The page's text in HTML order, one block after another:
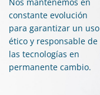
constante evolución
para garantizar un uso
ético y responsable de
las tecnologías en
permanente cambio.